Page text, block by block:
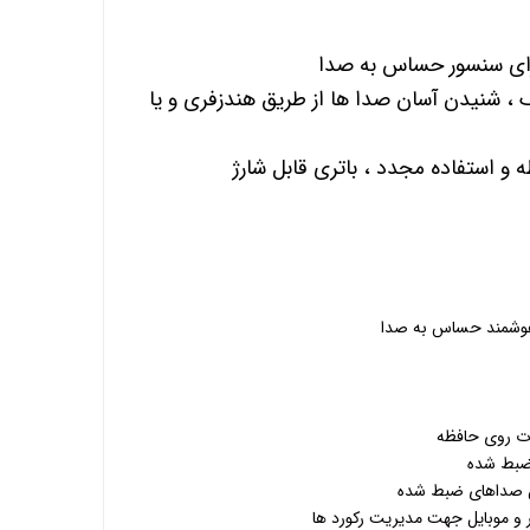
سنسور حساس به صدا
داخلی 16 گیگ ، شنیدن آسان صدا ها از طریق هندزفری و یا
استفاده مجدد ، باتری قابل شارژ
حساس به صدا
روی حافظه
شده
صداهای ضبط شده
و موبایل جهت مدیریت رکورد ها